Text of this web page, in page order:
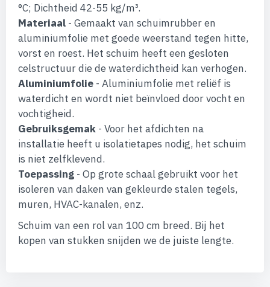
°C; Dichtheid 42-55 kg/m³.
Materiaal - Gemaakt van schuimrubber en
aluminiumfolie met goede weerstand tegen hitte,
vorst en roest. Het schuim heeft een gesloten
celstructuur die de waterdichtheid kan verhogen.
Aluminiumfolie - Aluminiumfolie met reliëf is
waterdicht en wordt niet beïnvloed door vocht en
vochtigheid.
Gebruiksgemak - Voor het afdichten na
installatie heeft u isolatietapes nodig, het schuim
is niet zelfklevend.
Toepassing - Op grote schaal gebruikt voor het
isoleren van daken van gekleurde stalen tegels,
muren, HVAC-kanalen, enz.
Schuim van een rol van 100 cm breed. Bij het
kopen van stukken snijden we de juiste lengte.